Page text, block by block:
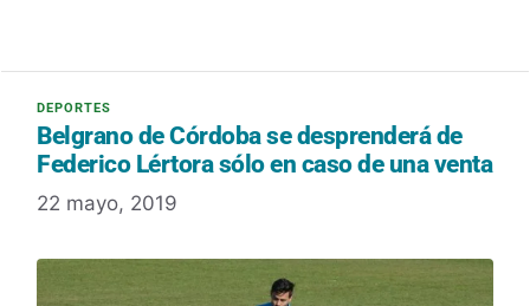
Belgrano de Córdoba se desprenderá de
Federico Lértora sólo en caso de una venta
22 mayo, 2019